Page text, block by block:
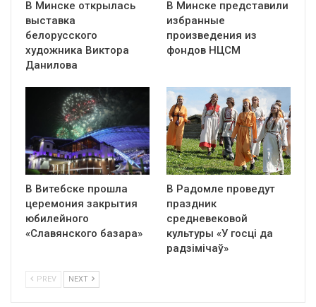
В Минске открылась
выставка
белорусского
художника Виктора
Данилова
В Минске представили
избранные
произведения из
фондов НЦСМ
В Витебске прошла
церемония закрытия
юбилейного
«Славянского базара»
В Радомле проведут
праздник
средневековой
культуры «У госці да
радзімічаў»
PREV NEXT